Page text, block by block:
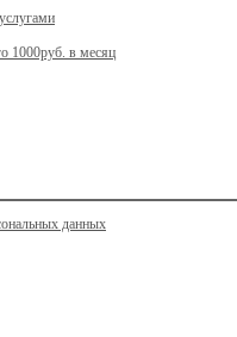
1000руб. в месяц
данных